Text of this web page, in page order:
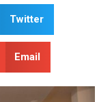
Twitter
Email